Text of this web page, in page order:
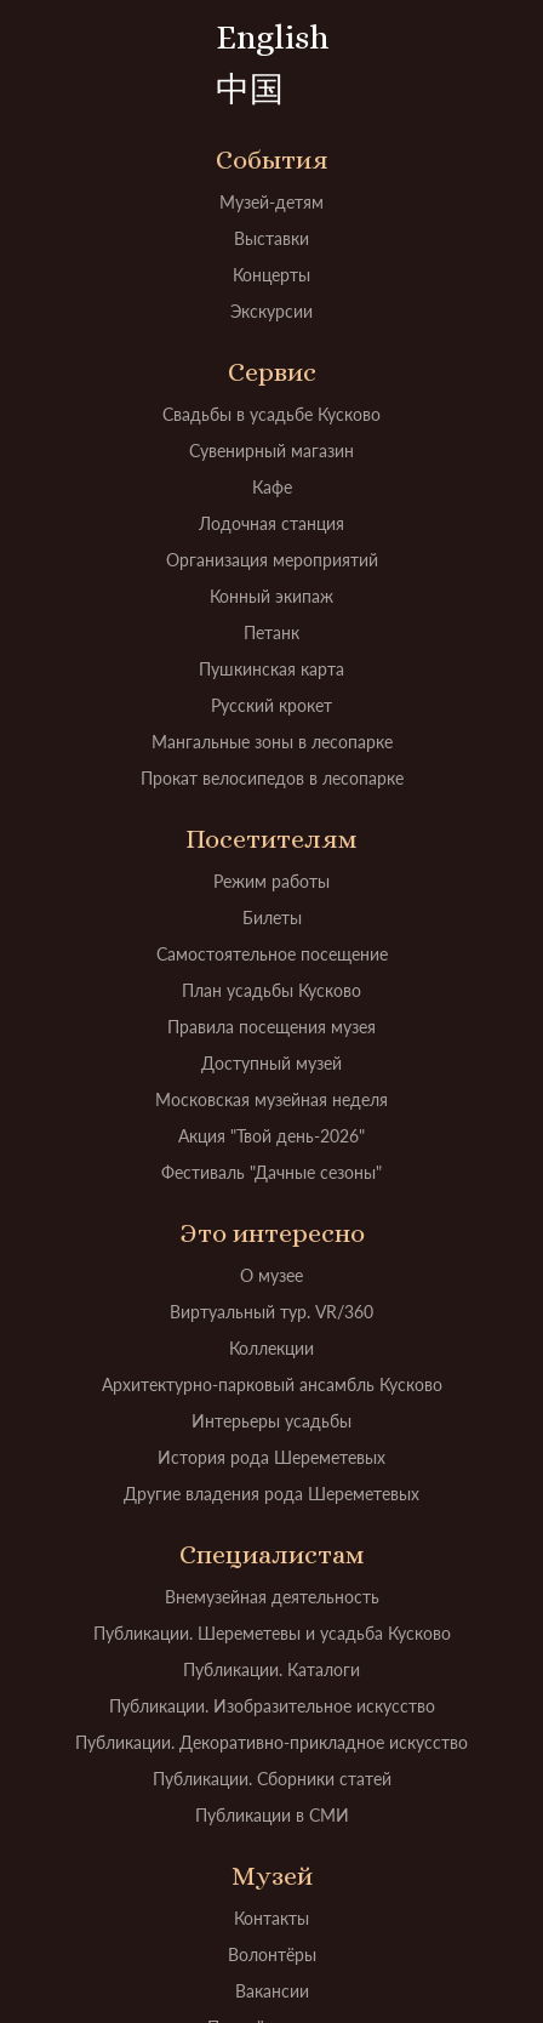
English
中国
События
Музей-детям
Выставки
Концерты
Экскурсии
Сервис
Свадьбы в усадьбе Кусково
Сувенирный магазин
Кафе
Лодочная станция
Организация мероприятий
Конный экипаж
Петанк
Пушкинская карта
Русский крокет
Мангальные зоны в лесопарке
Прокат велосипедов в лесопарке
Посетителям
Режим работы
Билеты
Самостоятельное посещение
План усадьбы Кусково
Правила посещения музея
Доступный музей
Московская музейная неделя
Акция "Твой день-2026"
Фестиваль "Дачные сезоны"
Это интересно
О музее
Виртуальный тур. VR/360
Коллекции
Архитектурно-парковый ансамбль Кусково
Интерьеры усадьбы
История рода Шереметевых
Другие владения рода Шереметевых
Специалистам
Внемузейная деятельность
Публикации. Шереметевы и усадьба Кусково
Публикации. Каталоги
Публикации. Изобразительное искусство
Публикации. Декоративно-прикладное искусство
Публикации. Сборники статей
Публикации в СМИ
Музей
Контакты
Волонтёры
Вакансии